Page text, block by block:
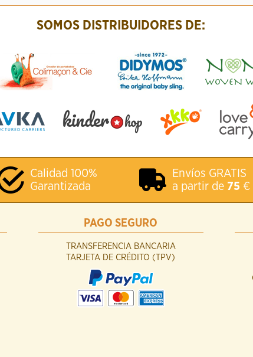
SOMOS DISTRIBUIDORES DE:
Calidad 100%
Garantizada
Envíos GRATIS
a partir de 75 €
PAGO SEGURO
TRANSFERENCIA BANCARIA
TARJETA DE CRÉDITO (TPV)